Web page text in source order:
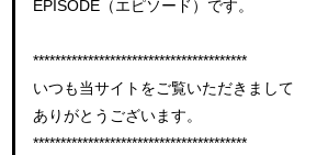
EPISODE（エピソード）です。
***************************************
いつも当サイトをご覧いただきまして
ありがとうございます。
***************************************